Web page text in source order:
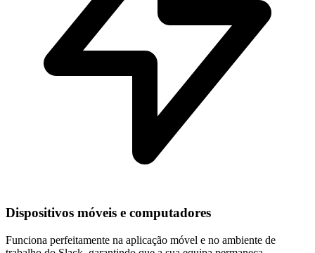
Dispositivos móveis e computadores
Funciona perfeitamente na aplicação móvel e no ambiente de